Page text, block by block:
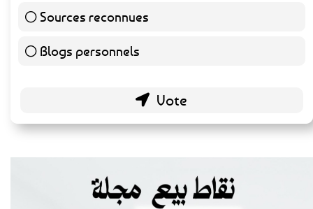
Sources reconnues
Blogs personnels